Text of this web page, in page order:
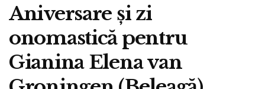
Aniversare și zi
onomastică pentru
Gianina Elena van